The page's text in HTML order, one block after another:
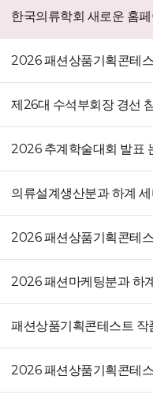
한국의류학회 새로운 홈
2026 패션상품기획콘테
제26대 수석부회장 경선
2026 추계학술대회 발표
의류설계생산분과 하계
2026 패션상품기획콘테
2026 패션마케팅분과 하
패션상품기획콘테스트 작
2026 패션상품기획콘테